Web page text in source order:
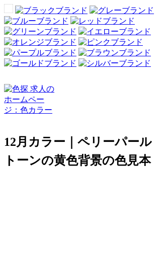
12月カラー｜ペリーパール
トーンの黄色背景の色見本